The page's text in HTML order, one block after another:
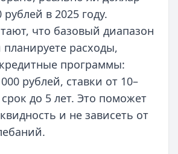
рублей в 2025 году.
что базовый диапазон
расходы,
программы:
рублей, ставки от 10–
до 5 лет. Это поможет
и не зависеть от